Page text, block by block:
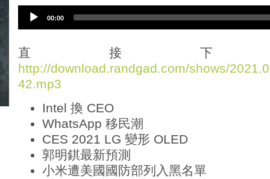
i
o
P
l
00:00
直接
http://download.randgad.com/shows/
42.mp3
Intel 換 CEO
WhatsApp 移民潮
CES 2021 LG 變形 OLED
郭明錤最新預測
小米遭美國國防部列入黑名單